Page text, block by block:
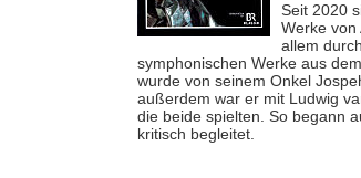
Seit 2020
Werke
allem
symphonischen Werke aus
wurde von seinem Onkel
außerdem war er mit Ludwig
die beide spielten. So begann
kritisch begleitet.